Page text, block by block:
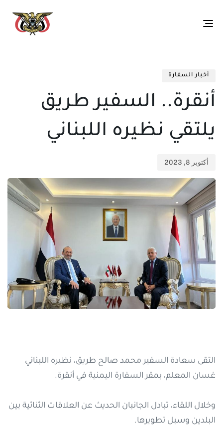
Toggle
أخبار السفارة
أنقرة.. السفير طريق
يلتقي نظيره اللبناني
أكتوبر 8, 2023
التقى سعادة السفير محمد صالح طريق، نظيره اللبناني
غسان المعلم، بمقر السفارة اليمنية في أنقرة.
وخلال اللقاء، تبادل الجانبان الحديث عن العلاقات الثنائية بين
البلدين وسبل تطويرها.